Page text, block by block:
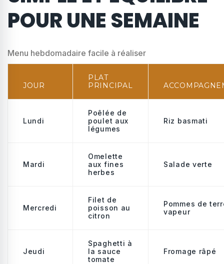
POUR UNE SEMAINE
Menu hebdomadaire facile à réaliser
JOUR
PLAT
PRINCIPAL
Lundi
Poêlée de
poulet aux
légumes
Riz basmati
Mardi
Omelette
aux fines
herbes
Salade verte
Mercredi
Filet de
poisson au
citron
Pommes de
vapeur
Jeudi
Spaghetti à
la sauce
tomate
Fromage râpé